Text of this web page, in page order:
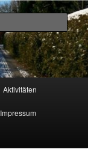
e. V.
Aktivitäten
Impressum